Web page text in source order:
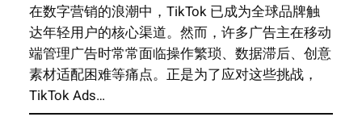
在数字营销的浪潮中，TikTok 已成为全球品牌触
达年轻用户的核心渠道。然而，许多广告主在移动
端管理广告时常常面临操作繁琐、数据滞后、创意
素材适配困难等痛点。正是为了应对这些挑战，
TikTok Ads…